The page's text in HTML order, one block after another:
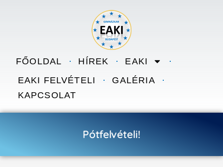
FŐOLDAL HÍREK
EAKI
EAKI FELVÉTELI
GALÉRIA
KAPCSOLAT
Pótfelvételi!